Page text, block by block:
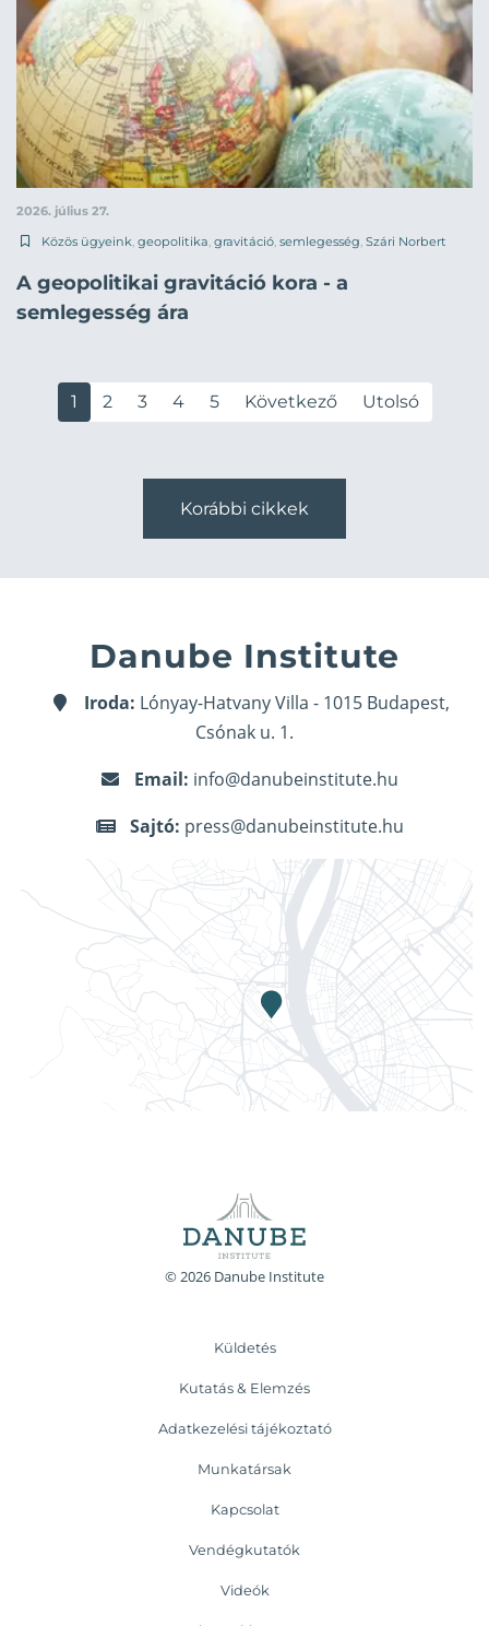
2026. július 27.
Közös ügyeink, geopolitika, gravitáció, semlegesség, Szári Norbert
A geopolitikai gravitáció kora - a
semlegesség ára
1 2 3 4 5 Következő Utolsó
Korábbi cikkek
Danube Institute
Iroda: Lónyay-Hatvany Villa - 1015 Budapest,
Csónak u. 1.
Email: info@danubeinstitute.hu
Sajtó: press@danubeinstitute.hu
© 2026 Danube Institute
Küldetés
Kutatás & Elemzés
Adatkezelési tájékoztató
Munkatársak
Kapcsolat
Vendégkutatók
Videók